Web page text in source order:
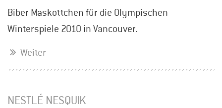
Biber Maskottchen für die Olympischen
Winterspiele 2010 in Vancouver.
Weiter
NESTLÉ NESQUIK